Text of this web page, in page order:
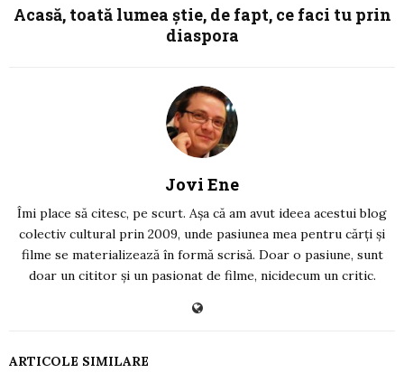
Acasă, toată lumea știe, de fapt, ce faci tu prin
diaspora
Jovi Ene
Îmi place să citesc, pe scurt. Așa că am avut ideea acestui blog
colectiv cultural prin 2009, unde pasiunea mea pentru cărți și
filme se materializează în formă scrisă. Doar o pasiune, sunt
doar un cititor și un pasionat de filme, nicidecum un critic.
ARTICOLE SIMILARE